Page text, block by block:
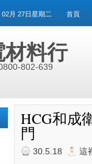
月 27日星期二 首頁
材料行
802-639
HCG和成
門
30.5.18 這